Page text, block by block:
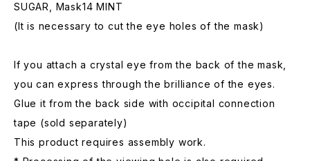
SUGAR, Mask14 MINT
(It is necessary to cut the eye holes of the mask)
If you attach a crystal eye from the back of the mask,
you can express through the brilliance of the eyes.
Glue it from the back side with occipital connection
tape (sold separately)
This product requires assembly work.